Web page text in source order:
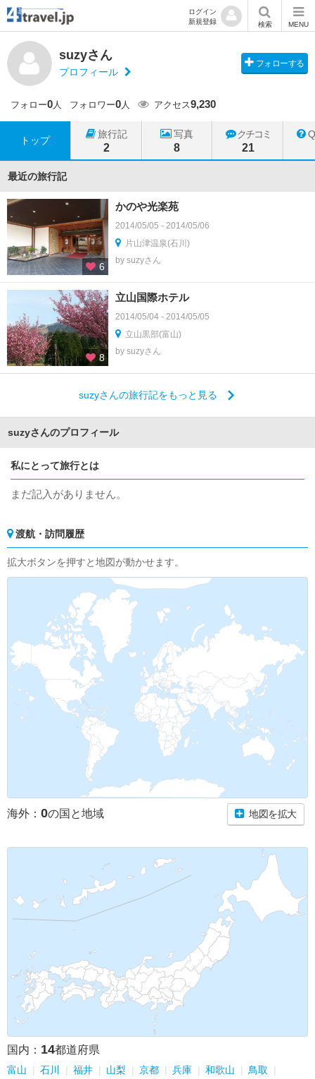
ログイン
新規登録
検索 MENU
suzyさん
プロフィール
フォローする
フォロー0人 フォロワー0人 アクセス9,230
トップ
旅行記
2
写真
8
クチコミ
21
最近の旅行記
6
かのや光楽苑
2014/05/05 - 2014/05/06
片山津温泉(石川)
by suzyさん
8
立山国際ホテル
2014/05/04 - 2014/05/05
立山黒部(富山)
by suzyさん
suzyさんの旅行記をもっと見る
suzyさんのプロフィール
私にとって旅行とは
まだ記入がありません。
渡航・訪問履歴
拡大ボタンを押すと地図が動かせます。
海外： 0の国と地域 地図を拡大
国内： 14都道府県
富山 石川 福井 山梨 京都 兵庫 和歌山
鳥取